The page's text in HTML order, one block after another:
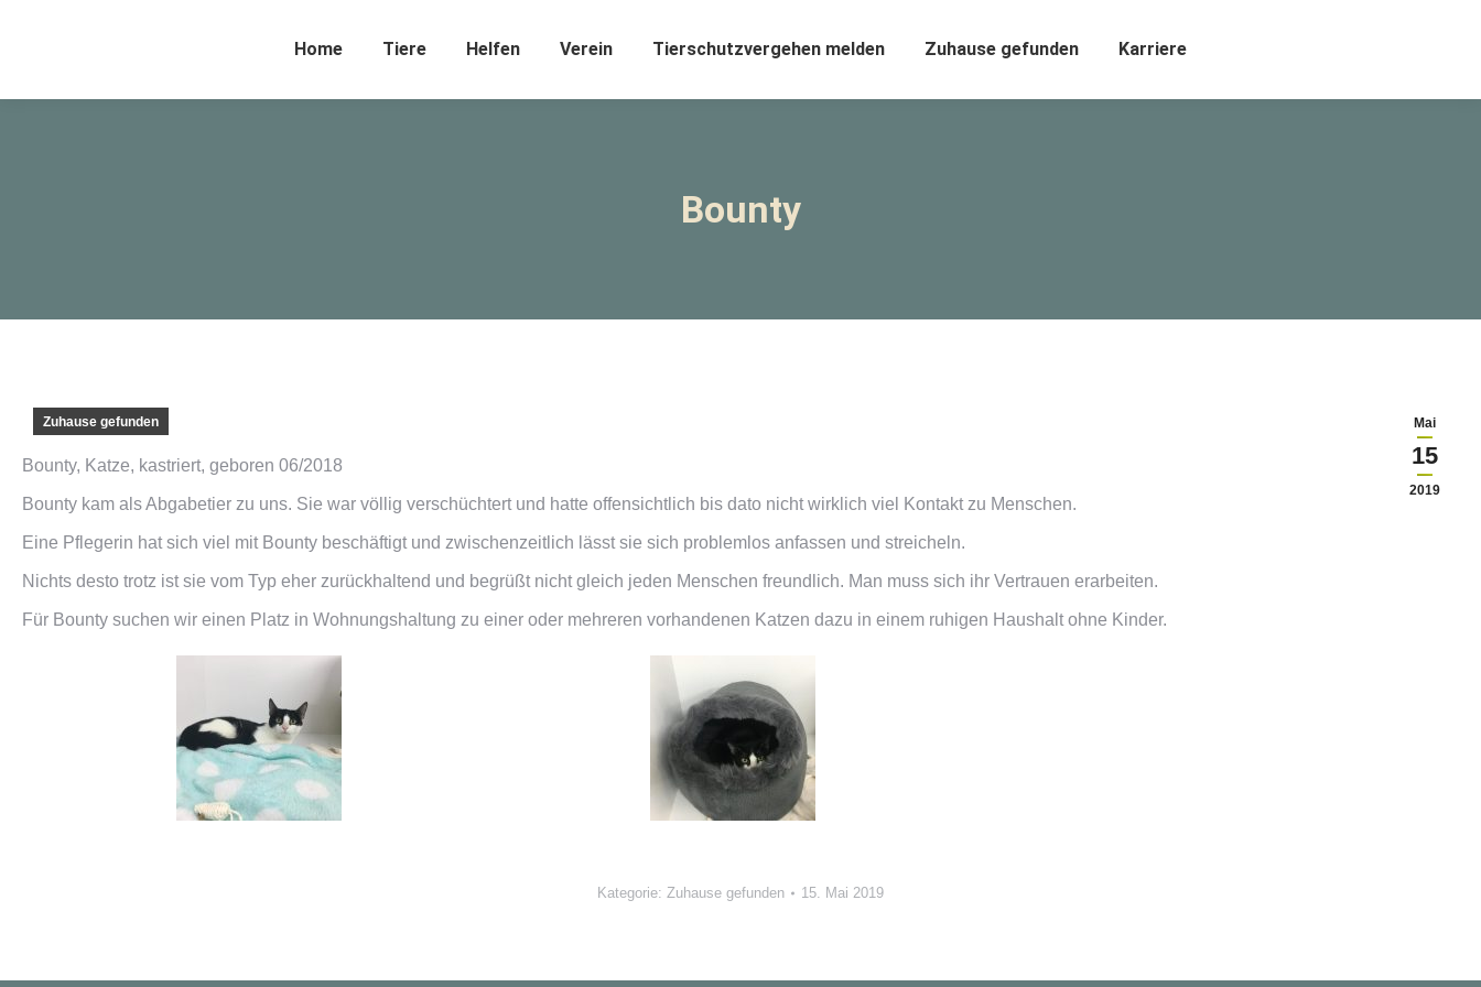
Home Tiere Helfen Verein Tierschutzvergehen melden Zuhause gefunden Karriere
Bounty
Mai
15
2019
Zuhause gefunden
Bounty, Katze, kastriert, geboren 06/2018
Bounty kam als Abgabetier zu uns. Sie war völlig verschüchtert und hatte offensichtlich bis dato nicht wirklich viel Kontakt zu Menschen.
Eine Pflegerin hat sich viel mit Bounty beschäftigt und zwischenzeitlich lässt sie sich problemlos anfassen und streicheln.
Nichts desto trotz ist sie vom Typ eher zurückhaltend und begrüßt nicht gleich jeden Menschen freundlich. Man muss sich ihr Vertrauen erarbeiten.
Für Bounty suchen wir einen Platz in Wohnungshaltung zu einer oder mehreren vorhandenen Katzen dazu in einem ruhigen Haushalt ohne Kinder.
Kategorie: Zuhause gefunden 15. Mai 2019